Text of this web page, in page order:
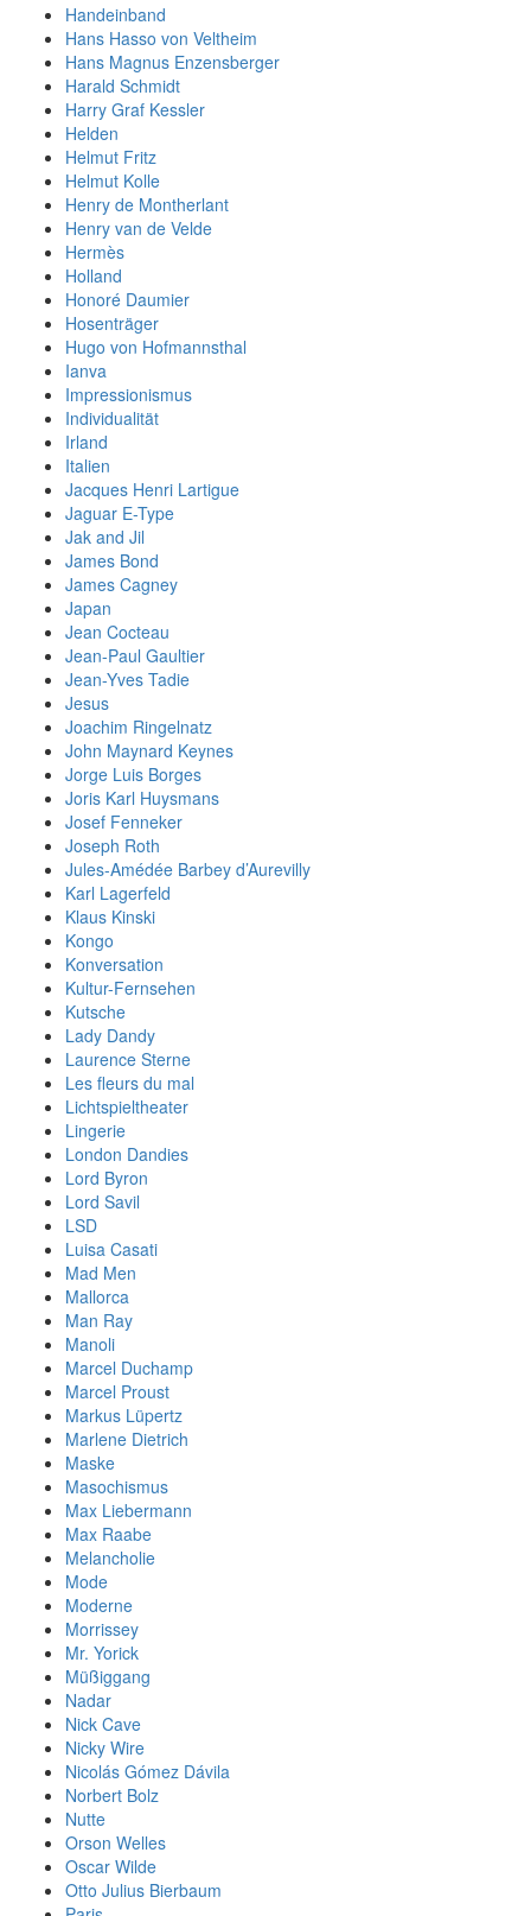
Handeinband
Hans Hasso von Veltheim
Hans Magnus Enzensberger
Harald Schmidt
Harry Graf Kessler
Helden
Helmut Fritz
Helmut Kolle
Henry de Montherlant
Henry van de Velde
Hermès
Holland
Honoré Daumier
Hosenträger
Hugo von Hofmannsthal
Ianva
Impressionismus
Individualität
Irland
Italien
Jacques Henri Lartigue
Jaguar E-Type
Jak and Jil
James Bond
James Cagney
Japan
Jean Cocteau
Jean-Paul Gaultier
Jean-Yves Tadie
Jesus
Joachim Ringelnatz
John Maynard Keynes
Jorge Luis Borges
Joris Karl Huysmans
Josef Fenneker
Joseph Roth
Jules-Amédée Barbey d’Aurevilly
Karl Lagerfeld
Klaus Kinski
Kongo
Konversation
Kultur-Fernsehen
Kutsche
Lady Dandy
Laurence Sterne
Les fleurs du mal
Lichtspieltheater
Lingerie
London Dandies
Lord Byron
Lord Savil
LSD
Luisa Casati
Mad Men
Mallorca
Man Ray
Manoli
Marcel Duchamp
Marcel Proust
Markus Lüpertz
Marlene Dietrich
Maske
Masochismus
Max Liebermann
Max Raabe
Melancholie
Mode
Moderne
Morrissey
Mr. Yorick
Müßiggang
Nadar
Nick Cave
Nicky Wire
Nicolás Gómez Dávila
Norbert Bolz
Nutte
Orson Welles
Oscar Wilde
Otto Julius Bierbaum